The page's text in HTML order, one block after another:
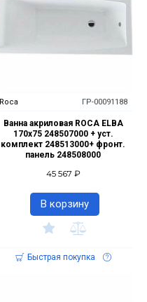
Roca ГР-00091188
Ванна акриловая ROCA ELBA
170х75 248507000 + уст.
комплект 248513000+ фронт.
панель 248508000
45 567 ₽
В корзину
Быстрая покупка